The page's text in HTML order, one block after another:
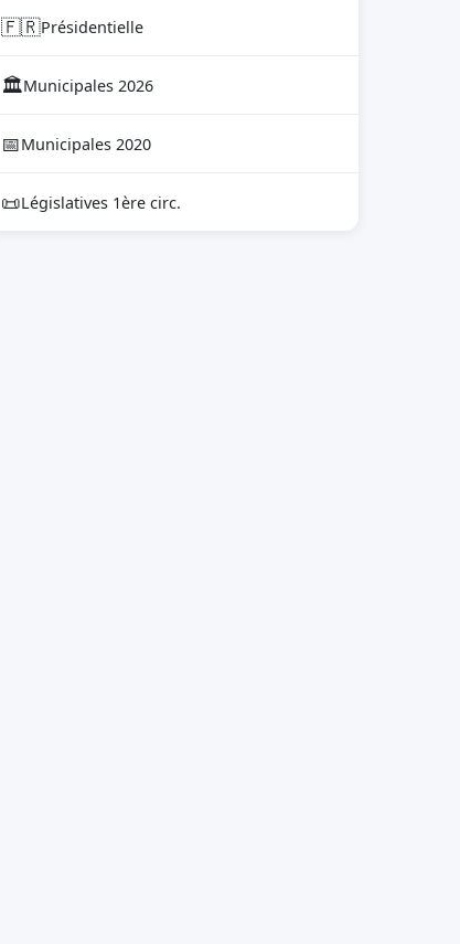
🇫🇷Présidentielle
🏛Municipales 2026
📅Municipales 2020
📜Législatives 1ère circ.